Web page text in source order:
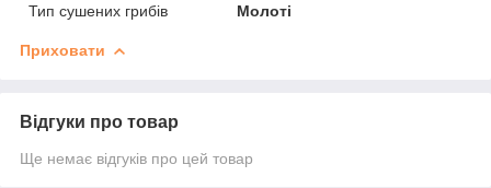
Тип сушених грибів
Молоті
Приховати
Відгуки про товар
Ще немає відгуків про цей товар